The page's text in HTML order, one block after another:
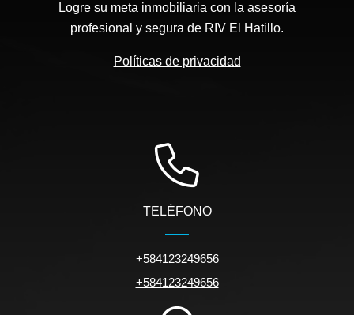
Logre su meta inmobiliaria con la asesoría
profesional y segura de RIV El Hatillo.
Políticas de privacidad
TELÉFONO
+584123249656
+584123249656